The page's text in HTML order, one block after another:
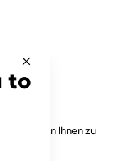
uns, von Ihnen zu
to